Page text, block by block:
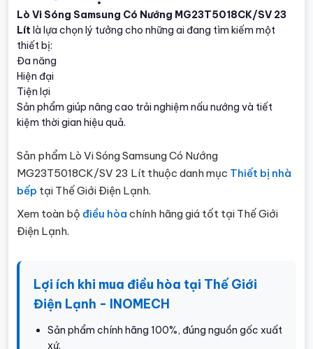
Lò Vi Sóng Samsung Có Nướng MG23T5018CK/SV 23
Lít là lựa chọn lý tưởng cho những ai đang tìm kiếm một
thiết bị:
Đa năng
Hiện đại
Tiện lợi
Sản phẩm giúp nâng cao trải nghiệm nấu nướng và tiết
kiệm thời gian hiệu quả.
Sản phẩm Lò Vi Sóng Samsung Có Nướng
MG23T5018CK/SV 23 Lít thuộc danh mục Thiết bị nhà
bếp tại Thế Giới Điện Lạnh.
Xem toàn bộ điều hòa chính hãng giá tốt tại Thế Giới
Điện Lạnh.
Lợi ích khi mua điều hòa tại Thế Giới
Điện Lạnh - INOMECH
Sản phẩm chính hãng 100%, đúng nguồn gốc xuất
xứ.